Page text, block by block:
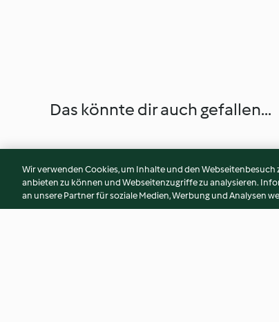
Das könnte dir auch gefallen...
Wir verwenden Cookies, um Inhalte und den
anbieten zu können und Webseitenzugriffe zu analysieren.
an unsere Partner für soziale Medien, Werbung und Analysen